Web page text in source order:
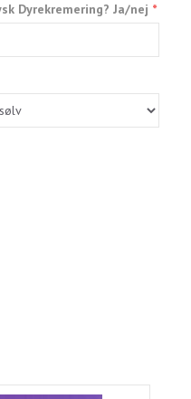
Dyrekremering? Ja/nej